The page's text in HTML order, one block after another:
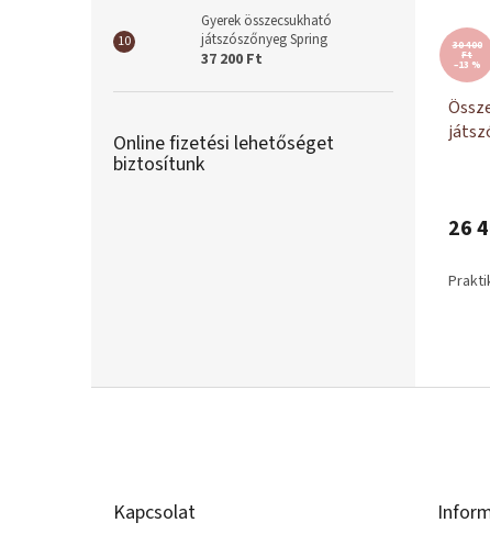
Gyerek összecsukható
játszószőnyeg Spring
37 200 Ft
Online fizetési lehetőséget
biztosítunk
30 400
Ft
–13 %
26
Kapcsolat